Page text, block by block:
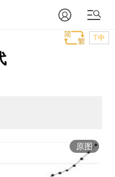
T中
原图